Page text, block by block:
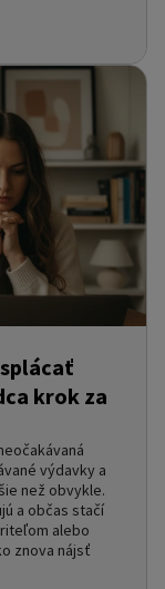
krok za
výdavky a
než obvykle.
a občas stačí
alebo
znova nájsť